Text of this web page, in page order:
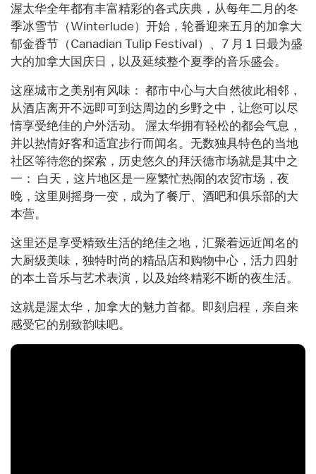
渥太华全年都有丰富精彩的各式庆典，从每年二月的冬
季冰雪节（Winterlude）开始，轮番迎来五月的加拿大
郁金香节（Canadian Tulip Festival）、7 月 1 日最为盛
大的加拿大国庆日，以及延续整个夏季的音乐盛会。
这座城市之美别有风味： 都市中心与大自然彼此相邻，
从酒店离开不远即可到达周边的乡野之中，让您可以尽
情享受绝佳的户外活动。 渥太华拥有轻松的都会气息，
并以热情好客和适宜步行而闻名。无数独具特色的当地
社区等待您的探索，历史悠久的拜沃德市场就是其中之
一： 白天，这片地区是一座繁忙热闹的农贸市场，夜
晚，这里则摇身一变，成为了餐厅、酒吧和俱乐部的大
本营。
这里还是享受精致生活的绝佳之地，汇聚着远近闻名的
大厨级美味，独特时尚的精品店和购物中心，活力四射
的本土音乐与艺术表演，以及始终精彩不断的夜生活。
这就是渥太华，加拿大的魅力首都。即刻启程，亲自来
感受它的别致韵味吧。